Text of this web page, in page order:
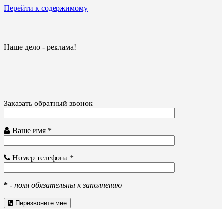
Перейти к содержимому
Наше дело - реклама!
Заказать обратный звонок
Ваше имя *
Номер телефона *
* - поля обязательны к заполнению
Перезвоните мне